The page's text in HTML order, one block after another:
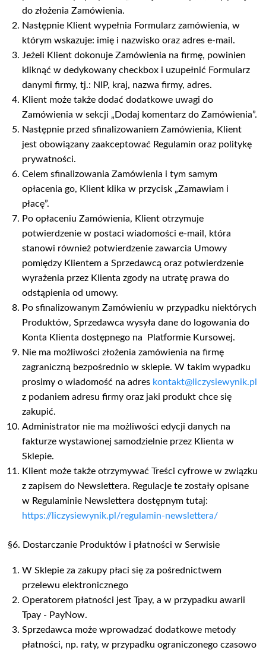
do złożenia Zamówienia.
Następnie Klient wypełnia Formularz zamówienia, w
którym wskazuje: imię i nazwisko oraz adres e-mail.
Jeżeli Klient dokonuje Zamówienia na firmę, powinien
kliknąć w dedykowany checkbox i uzupełnić Formularz
danymi firmy, tj.: NIP, kraj, nazwa firmy, adres.
Klient może także dodać dodatkowe uwagi do
Zamówienia w sekcji „Dodaj komentarz do Zamówienia”.
Następnie przed sfinalizowaniem Zamówienia, Klient
jest obowiązany zaakceptować Regulamin oraz politykę
prywatności.
Celem sfinalizowania Zamówienia i tym samym
opłacenia go, Klient klika w przycisk „Zamawiam i
płacę”.
Po opłaceniu Zamówienia, Klient otrzymuje
potwierdzenie w postaci wiadomości e-mail, która
stanowi również potwierdzenie zawarcia Umowy
pomiędzy Klientem a Sprzedawcą oraz potwierdzenie
wyrażenia przez Klienta zgody na utratę prawa do
odstąpienia od umowy.
Po sfinalizowanym Zamówieniu w przypadku niektórych
Produktów, Sprzedawca wysyła dane do logowania do
Konta Klienta dostępnego na Platformie Kursowej.
Nie ma możliwości złożenia zamówienia na firmę
zagraniczną bezpośrednio w sklepie. W takim wypadku
prosimy o wiadomość na adres kontakt@liczysiewynik.pl
z podaniem adresu firmy oraz jaki produkt chce się
zakupić.
Administrator nie ma możliwości edycji danych na
fakturze wystawionej samodzielnie przez Klienta w
Sklepie.
Klient może także otrzymywać Treści cyfrowe w związku
z zapisem do Newslettera. Regulacje te zostały opisane
w Regulaminie Newslettera dostępnym tutaj:
https://liczysiewynik.pl/regulamin-newslettera/
§6. Dostarczanie Produktów i płatności w Serwisie
W Sklepie za zakupy płaci się za pośrednictwem
przelewu elektronicznego
Operatorem płatności jest Tpay, a w przypadku awarii
Tpay - PayNow.
Sprzedawca może wprowadzać dodatkowe metody
płatności, np. raty, w przypadku ograniczonego czasowo